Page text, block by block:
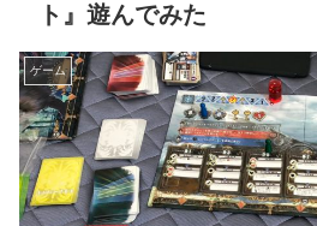
ト』遊んでみた
ゲーム